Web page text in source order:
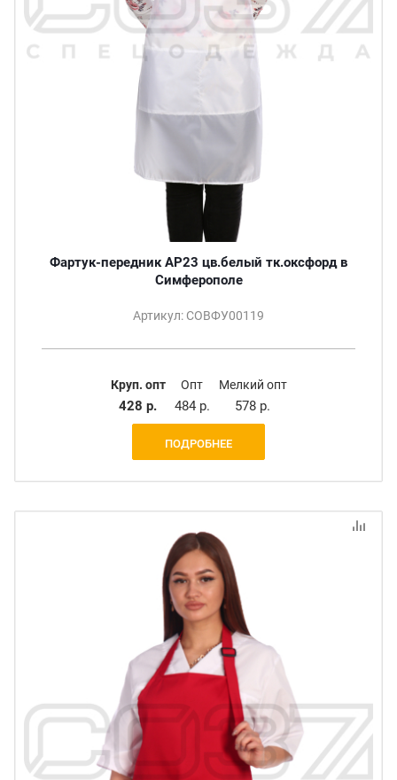
Фартук-передник АР23 цв.белый тк.оксфорд в
Симферополе
Артикул: СОВФУ00119
Круп. опт
428 р.
Опт
484 р.
Мелкий опт
578 р.
ПОДРОБНЕЕ